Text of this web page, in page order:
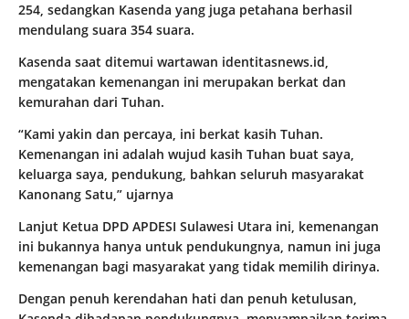
254, sedangkan Kasenda yang juga petahana berhasil
mendulang suara 354 suara.
Kasenda saat ditemui wartawan identitasnews.id,
mengatakan kemenangan ini merupakan berkat dan
kemurahan dari Tuhan.
“Kami yakin dan percaya, ini berkat kasih Tuhan.
Kemenangan ini adalah wujud kasih Tuhan buat saya,
keluarga saya, pendukung, bahkan seluruh masyarakat
Kanonang Satu,” ujarnya
Lanjut Ketua DPD APDESI Sulawesi Utara ini, kemenangan
ini bukannya hanya untuk pendukungnya, namun ini juga
kemenangan bagi masyarakat yang tidak memilih dirinya.
Dengan penuh kerendahan hati dan penuh ketulusan,